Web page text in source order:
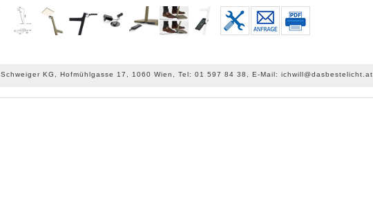
KG, Hofmühlgasse 17, 1060 Wien, Tel: 01 597 84 38, E-Mail: ichwill@dasbestelicht.at